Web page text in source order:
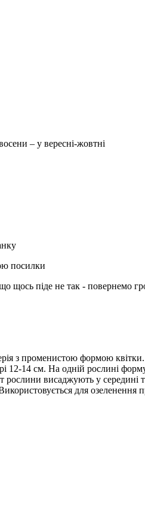
– у вересні-жовтні
посилки
щось піде не так - повернемо
з променистою формою
14 см. На одній рослині
висаджують у
для озеленення